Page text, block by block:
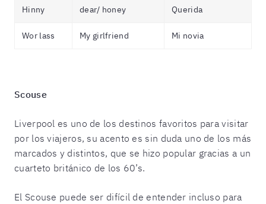
Hinny dear/ honey Querida
Wor lass My girlfriend Mi novia
Scouse
Liverpool es uno de los destinos favoritos para visitar
por los viajeros, su acento es sin duda uno de los más
marcados y distintos, que se hizo popular gracias a un
cuarteto británico de los 60’s.
El Scouse puede ser difícil de entender incluso para